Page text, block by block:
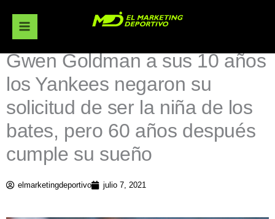
contenido
Gwen Goldman a sus 10 años
los Yankees negaron su
solicitud de ser la niña de los
bates, pero 60 años después
cumple su sueño
elmarketingdeportivo julio 7, 2021